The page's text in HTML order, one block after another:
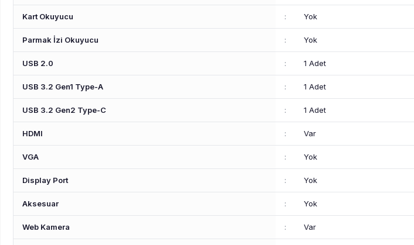
Kart Okuyucu : Yok
Parmak İzi Okuyucu : Yok
USB 2.0 : 1 Adet
USB 3.2 Gen1 Type-A : 1 Adet
USB 3.2 Gen2 Type-C : 1 Adet
HDMI : Var
VGA : Yok
Display Port : Yok
Aksesuar : Yok
Web Kamera : Var